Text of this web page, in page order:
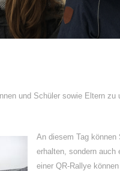
und Schüler sowie Eltern
An diesem Tag
erhalten, sondern auch
einer QR-Rallye